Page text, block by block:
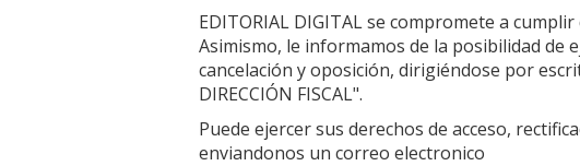
EDITORIAL DIGITAL se compromete a
Asimismo, le informamos de la posibilidad de
cancelación y oposición, dirigiéndose por
DIRECCIÓN FISCAL".
Puede ejercer sus derechos de acceso,
enviandonos un correo electronico